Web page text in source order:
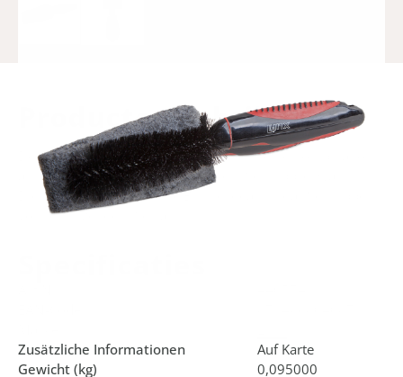
Product­omschrijving
Der Lynx Schrubbschwamm/-bürste ist eine Kombination
aus mittelharten Borsten und einem Schrubbschwamm.
Diese Mischung macht die Bürste ideal für das Schrubben
von festsitzendem Schlamm.
Zusätzliche Informationen
Auf Karte
Gewicht (kg)
0,095000